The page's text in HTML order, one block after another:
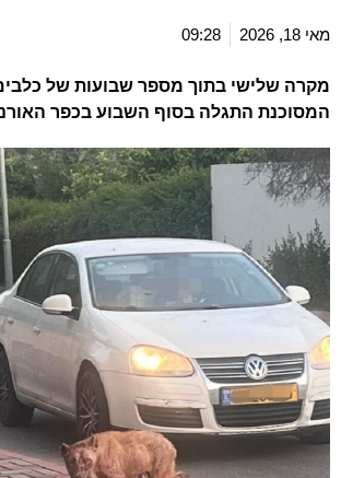
מאי 18, 2026 09:28
מקרה שלישי בתוך מספר שבועות של
המסוכנת התגלה בסוף השבוע בכפר